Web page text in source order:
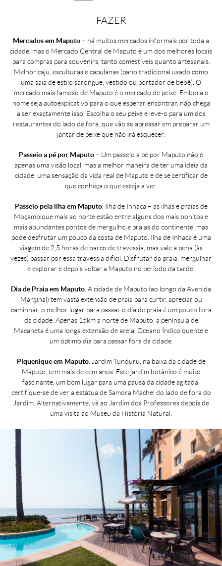
FAZER
Mercados em Maputo – há muitos mercados informais por toda a
cidade, mas o Mercado Central de Maputo é um dos melhores locais
para compras para souvenirs, tanto comestíveis quanto artesanais.
Melhor caju, esculturas e capulanas (pano tradicional usado como
uma saia de estilo sarongue, vestido ou portador de bebê). O
mercado mais famoso de Maputo é o mercado de peixe. Embora o
nome seja autoexplicativo para o que esperar encontrar, não chega
a ser exactamente isso. Escolha o seu peixe e leve-o para um dos
restaurantes do lado de fora, que vão se apressar em preparar um
jantar de peixe que não irá esquecer.
Passeio a pé por Maputo – Um passeio a pé por Maputo não é
apenas uma visão local, mas a melhor maneira de ter uma ideia da
cidade, uma sensação da vida real de Maputo e de se certificar de
que conheça o que esteja a ver.
Passeio pela ilha em Maputo. Ilha de Inhaca – as ilhas e praias de
Moçambique mais ao norte estão entre alguns dos mais bonitos e
mais abundantes pontos de mergulho e praias do continente, mas
pode desfrutar um pouco da costa de Maputo. Ilha de Inhaca é uma
viagem de 2,5 horas de barco de travessia, mas vale a pena (às
vezes) passar por essa travessia difícil. Disfrutar da praia, mergulhar
e explorar e depois voltar a Maputo no período da tarde.
Dia de Praia em Maputo . A cidade de Maputo (ao longo da Avenida
Marginal) tem vasta extensão de praia para curtir, apreciar ou
caminhar, o melhor lugar para passar o dia de praia é um pouco fora
da cidade. Apenas 15km a norte de Maputo, a península de
Macaneta é uma longa extensão de areia, Oceano Índico quente e
um óptimo dia para passar fora da cidade.
Piquenique em Maputo. Jardim Tunduru, na baixa da cidade de
Maputo, tem mais de cem anos. Este jardim botânico é muito
fascinante, um bom lugar para uma pausa da cidade agitada,
certifique-se de ver a estátua de Samora Machel do lado de fora do
Jardim. Alternativamente, vá ao Jardim dos Professores depois de
uma visita ao Museu da História Natural.